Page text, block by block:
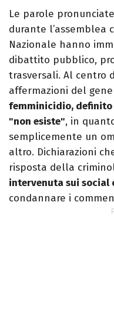
come Fashion
Nuovi media
stampa.
Le parole
durante l’assemblea
Nazionale hanno
dibattito pubblico,
trasversali. Al centro
affermazioni del
femminicidio, definito
"non esiste", in
semplicemente un
altro. Dichiarazioni
risposta della
intervenuta sui social
condannare i